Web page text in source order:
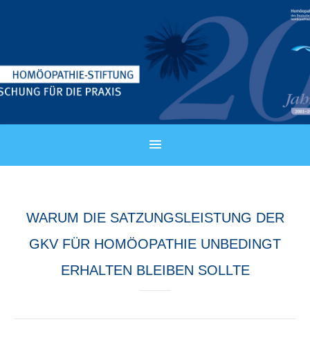
WARUM DIE SATZUNGSLEISTUNG DER
GKV FÜR HOMÖOPATHIE UNBEDINGT
ERHALTEN BLEIBEN SOLLTE